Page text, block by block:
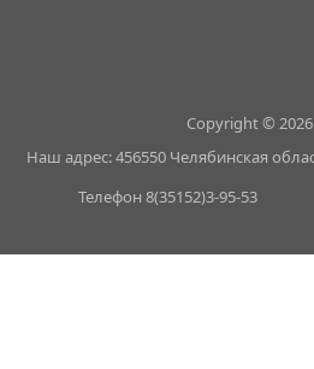
Copyright ©
Наш адрес: 456550 Челябинская
Телефон 8(35152)3-95-53